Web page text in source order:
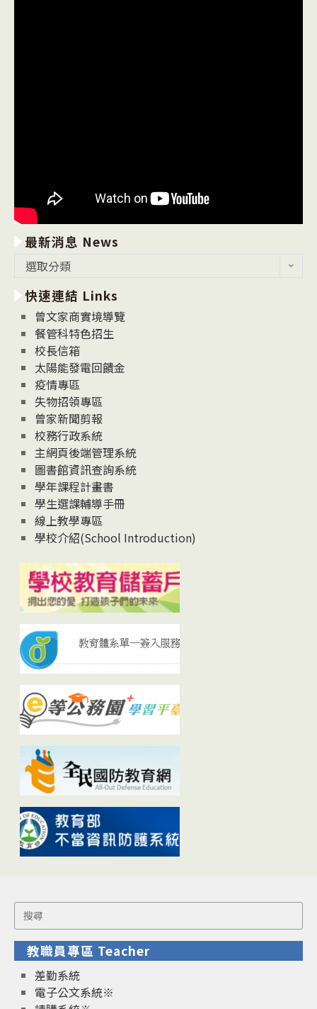
最新消息 News
消
息
News
選取分類
快速連結 Links
曾文家商實境導覽
餐管科特色招生
校長信箱
太陽能發電回饋金
疫情專區
失物招領專區
曾家新聞剪報
校務行政系統
主網頁後端管理系統
圖書館資訊查詢系統
學年課程計畫書
學生選課輔導手冊
線上教學專區
學校介紹(School Introduction)
Search
for:
教職員專區 Teacher
差勤系統
電子公文系統※